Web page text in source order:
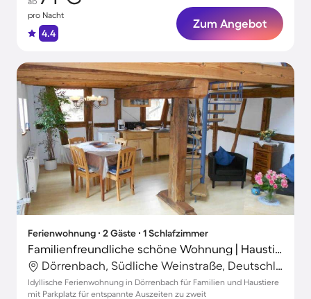
pro Nacht
4.4
Zum Angebot
Ferienwohnung ∙ 2 Gäste ∙ 1 Schlafzimmer
Familienfreundliche schöne Wohnung | Haustierfreundlich
Dörrenbach, Südliche Weinstraße, Deutschland
Idyllische Ferienwohnung in Dörrenbach für Familien und Haustiere
mit Parkplatz für entspannte Auszeiten zu zweit